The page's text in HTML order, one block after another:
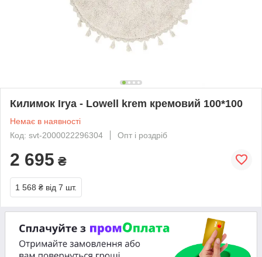
Килимок Irya - Lowell krem кремовий 100*100
Немає в наявності
Код: svt-2000022296304
Опт і роздріб
2 695 ₴
1 568 ₴ від 7 шт.